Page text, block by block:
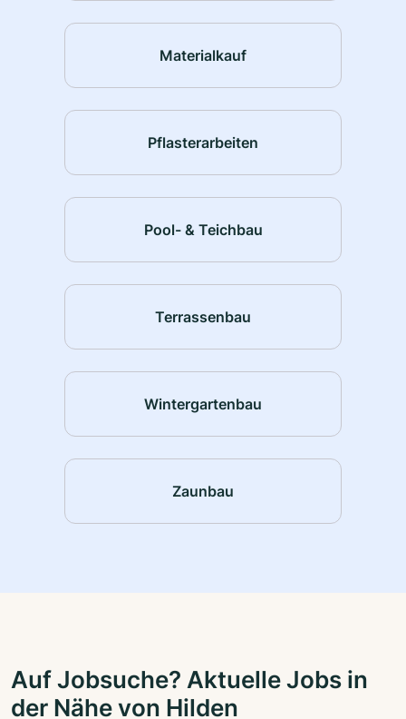
Materialkauf
Pflasterarbeiten
Pool- & Teichbau
Terrassenbau
Wintergartenbau
Zaunbau
Auf Jobsuche? Aktuelle Jobs in
der Nähe von Hilden